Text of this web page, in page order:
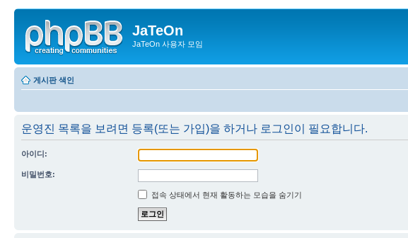
JaTeOn
JaTeOn 사용자 모임
게시판 색인
운영진 목록을 보려면 등록(또는 가입)을 하거나 로그인이 필요합니다.
아이디:
비밀번호:
접속 상태에서 현재 활동하는 모습을 숨기기